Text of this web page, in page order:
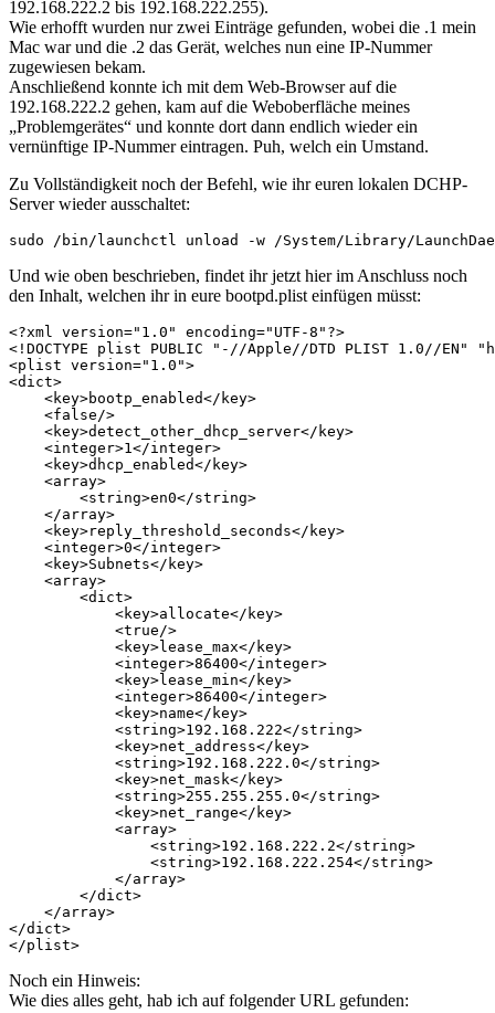
192.168.222.2 bis 192.168.222.255).
Wie erhofft wurden nur zwei Einträge gefunden, wobei die .1 mein
Mac war und die .2 das Gerät, welches nun eine IP-Nummer
zugewiesen bekam.
Anschließend konnte ich mit dem Web-Browser auf die
192.168.222.2 gehen, kam auf die Weboberfläche meines
„Problemgerätes“ und konnte dort dann endlich wieder ein
vernünftige IP-Nummer eintragen. Puh, welch ein Umstand.
Zu Vollständigkeit noch der Befehl, wie ihr euren lokalen DCHP-
Server wieder ausschaltet:
sudo /bin/launchctl unload -w /System/Library/
Und wie oben beschrieben, findet ihr jetzt hier im Anschluss noch
den Inhalt, welchen ihr in eure bootpd.plist einfügen müsst:
<?xml version="1.0" encoding="UTF-8"?>
<!DOCTYPE plist PUBLIC "-//Apple//DTD PLIST 1.0//EN"
<plist version="1.0">
<dict>
<key>bootp_enabled</key>
<false/>
<key>detect_other_dhcp_server</key>
<integer>1</integer>
<key>dhcp_enabled</key>
<array>
<string>en0</string>
</array>
<key>reply_threshold_seconds</key>
<integer>0</integer>
<key>Subnets</key>
<array>
<dict>
<key>allocate</key>
<true/>
<key>lease_max</key>
<integer>86400</integer>
<key>lease_min</key>
<integer>86400</integer>
<key>name</key>
<string>192.168.222</string>
<key>net_address</key>
<string>192.168.222.0</string>
<key>net_mask</key>
<string>255.255.255.0</string>
<key>net_range</key>
<array>
<string>192.168.222.2</string>
<string>192.168.222.254</string>
</array>
</dict>
</array>
</dict>
</plist>
Noch ein Hinweis:
Wie dies alles geht, hab ich auf folgender URL gefunden: